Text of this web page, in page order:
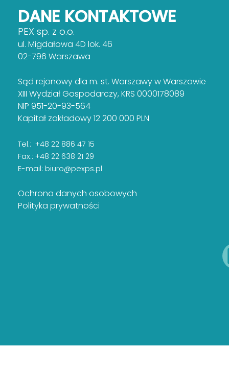
DANE KONTAKTOWE
PEX sp. z o.o.
ul. Migdałowa 4D lok. 46
02-796 Warszawa
Sąd rejonowy dla m. st. Warszawy w Warszawie
XIII Wydział Gospodarczy, KRS 0000178089
NIP 951-20-93-564
Kapitał zakładowy 12 200 000 PLN
Tel.: +48 22 886 47 15
Fax.: +48 22 638 21 29
E-mail: biuro@pexps.pl
Ochrona danych osobowych
Polityka prywatności